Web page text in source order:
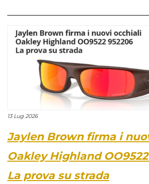
13 Lug 2026
Jaylen Brown firma i
Oakley Highland OO9522
La prova su strada